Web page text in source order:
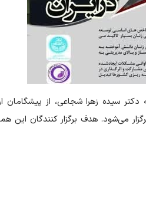
سیده زهرا شجاعی، از پیشگامان
می‌شود. هدف برگزار کنندگان این